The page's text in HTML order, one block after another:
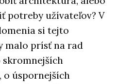
potreby užívateľov? V
si tejto
malo prísť na rad
skromnejších
o úspornejších